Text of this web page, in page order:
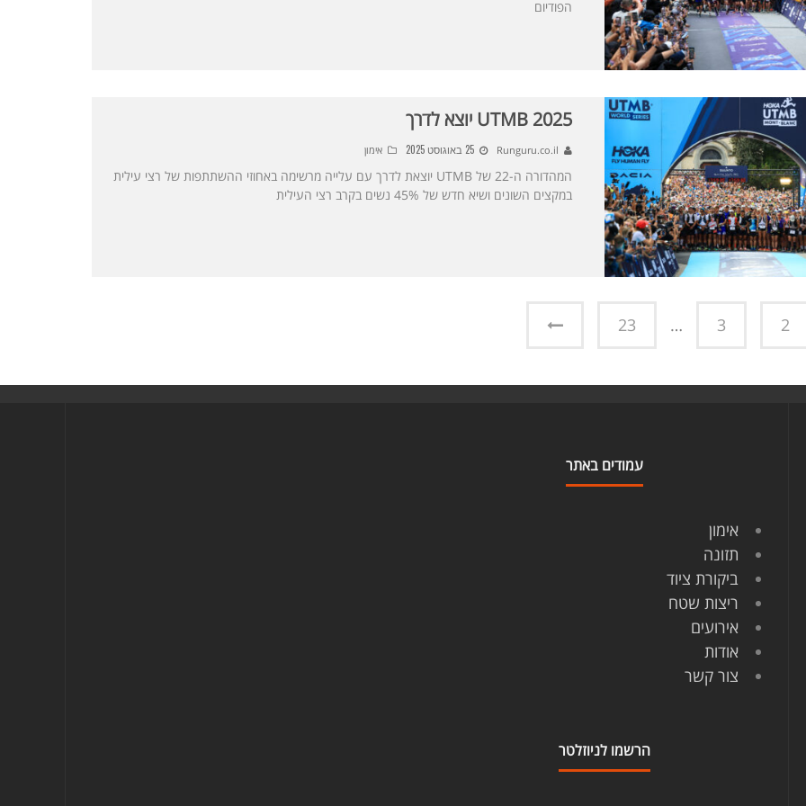
הפודיום
UTMB 2025 יוצא לדרך
Runguru.co.il 25 באוגוסט 2025 אימון
המהדורה ה-22 של UTMB יוצאת לדרך עם עלייה מרשימה באחוזי ההשתתפות של רצי עילית
במקצים השונים ושיא חדש של 45% נשים בקרב רצי העילית
2
3
…
23
עמודים באתר
אימון
תזונה
ביקורת ציוד
ריצות שטח
אירועים
אודות
צור קשר
הרשמו לניוזלטר